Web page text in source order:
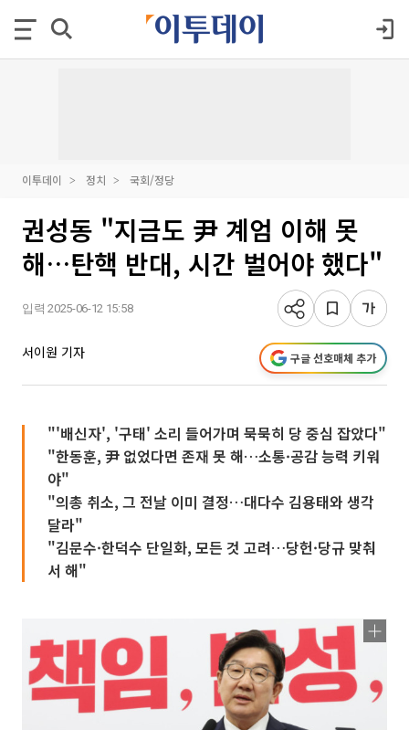
이투데이 정치 국회/정당
권성동 "지금도 尹 계엄 이해 못
해…탄핵 반대, 시간 벌어야 했다"
입력 2025-06-12 15:58
서이원 기자 구글 선호매체 추가
"'배신자', '구태' 소리 들어가며 묵묵히 당 중심 잡았다"
"한동훈, 尹 없었다면 존재 못 해…소통·공감 능력 키워
야"
"의총 취소, 그 전날 이미 결정…대다수 김용태와 생각
달라"
"김문수·한덕수 단일화, 모든 것 고려…당헌·당규 맞춰
서 해"